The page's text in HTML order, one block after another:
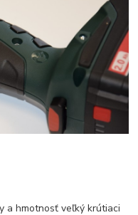
a hmotnosť veľký krútiaci